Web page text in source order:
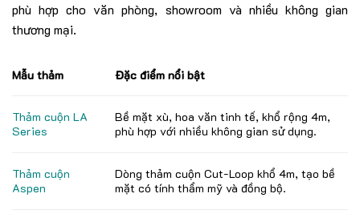
phù hợp cho văn phòng, showroom và nhiều không gian
thương mại.
Mẫu thảm Đặc điểm nổi bật
Thảm cuộn LA
Series
Bề mặt xù, hoa văn tinh tế, khổ rộng 4m,
phù hợp với nhiều không gian sử dụng.
Thảm cuộn
Aspen
Dòng thảm cuộn Cut-Loop khổ 4m, tạo bề
mặt có tính thẩm mỹ và đồng bộ.